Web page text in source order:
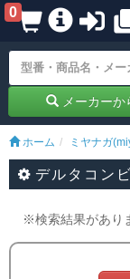
0
メーカーか
ホーム ミヤナガ
デルタコン
※検索結果があり